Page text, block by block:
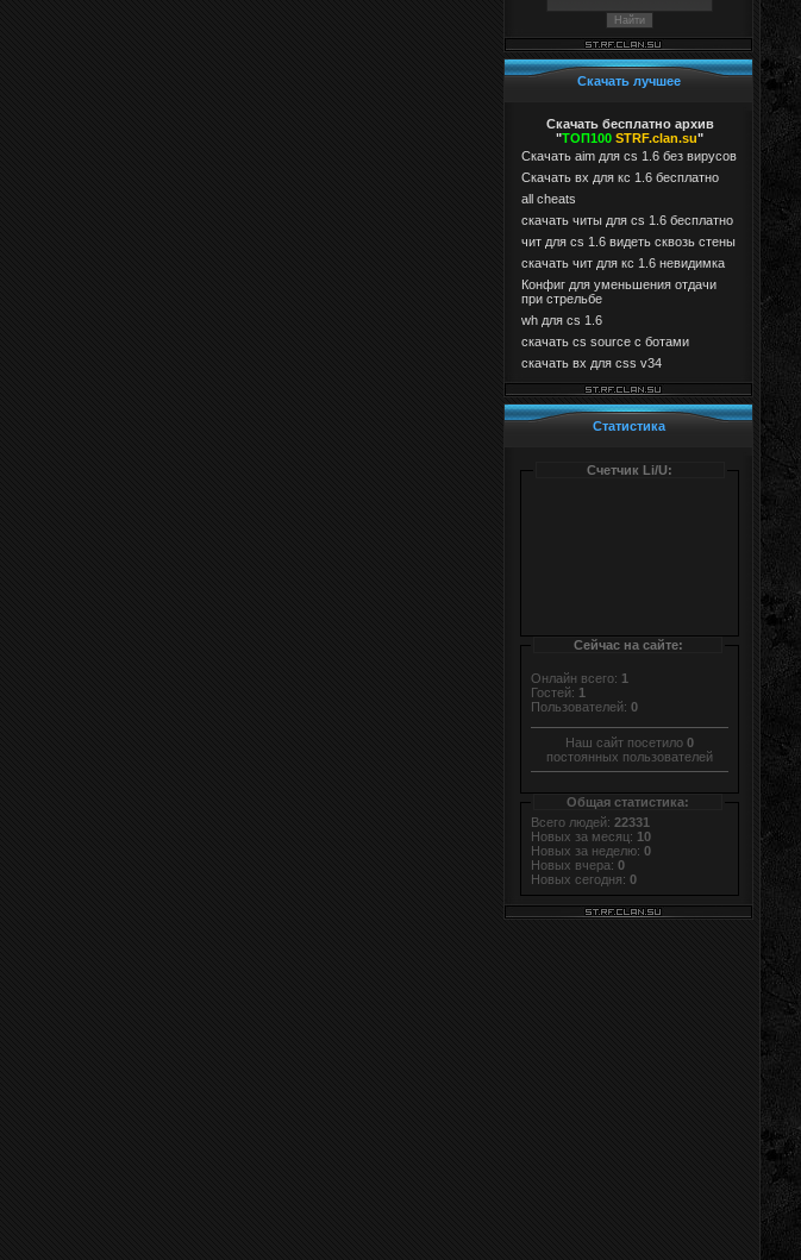
Скачать лучшее
Скачать бесплатно архив
"ТОП100 STRF.clan.su"
Скачать aim для cs 1.6 без вирусов
Cкачать вх для кс 1.6 бесплатно
all cheats
скачать читы для cs 1.6 бесплатно
чит для cs 1.6 видеть сквозь стены
скачать чит для кс 1.6 невидимка
Конфиг для уменьшения отдачи
при стрельбе
wh для cs 1.6
скачать cs source с ботами
скачать вх для css v34
Статистика
Счетчик Li/U:
Сейчас на сайте:
Онлайн всего: 1
Гостей: 1
Пользователей: 0
Наш сайт посетило 0
постоянных пользователей
Общая статистика:
Всего людей: 22331
Новых за месяц: 10
Новых за неделю: 0
Новых вчера: 0
Новых сегодня: 0